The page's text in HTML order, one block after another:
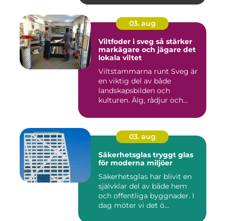
03. aug
Viltfoder i sveg så stärker
markägare och jägare det
lokala viltet
Viltstammarna runt Sveg är
en viktig del av både
landskapsbilden och
kulturen. Älg, rådjur och
03. aug
Säkerhetsglas tryggt glas
för moderna miljöer
Säkerhetsglas har blivit en
självklar del av både hem
och offentliga byggnader. I
dag möter vi det ö...